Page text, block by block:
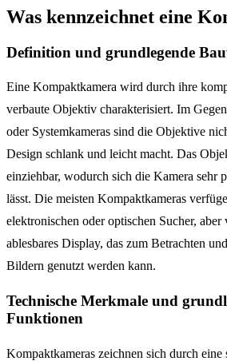
Was kennzeichnet eine
Definition und grundlegende
Eine Kompaktkamera wird durch ihre
verbaute Objektiv charakterisiert. Im
oder Systemkameras sind die Objektive
Design schlank und leicht macht. Das
einziehbar, wodurch sich die Kamera sehr
lässt. Die meisten Kompaktkameras
elektronischen oder optischen Sucher,
ablesbares Display, das zum Betrachten
Bildern genutzt werden kann.
Technische Merkmale und
Funktionen
Kompaktkameras zeichnen sich durch